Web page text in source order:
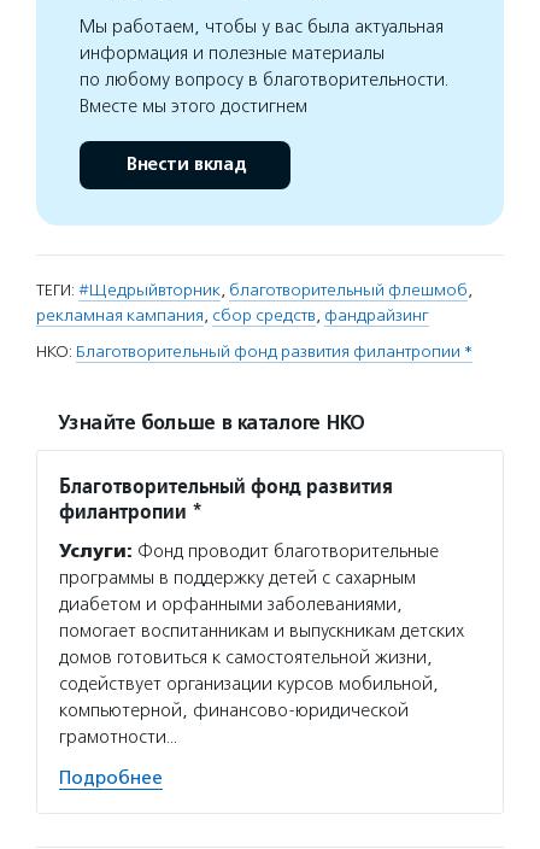
Мы работаем, чтобы у вас была актуальная
информация и полезные материалы
по любому вопросу в благотворительности.
Вместе мы этого достигнем
Внести вклад
ТЕГИ: #Щедрыйвторник, благотворительный флешмоб,
рекламная кампания, сбор средств, фандрайзинг
НКО: Благотворительный фонд развития филантропии *
Узнайте больше в каталоге НКО
Благотворительный фонд развития
филантропии *
Услуги: Фонд проводит благотворительные
программы в поддержку детей с сахарным
диабетом и орфанными заболеваниями,
помогает воспитанникам и выпускникам детских
домов готовиться к самостоятельной жизни,
содействует организации курсов мобильной,
компьютерной, финансово-юридической
грамотности…
Подробнее